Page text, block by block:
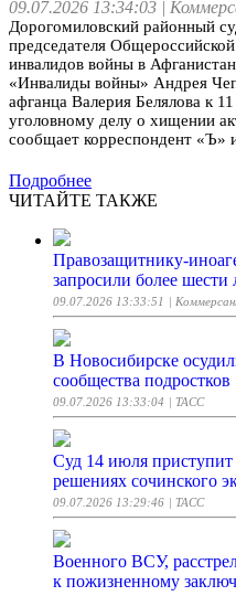
09.07.2026 13:34:03 |
Дорогомиловский районный
председателя
инвалидов войны в
«Инвалиды войны» Андрея
афганца Валерия Белялова к
уголовному делу о хищении
сообщает корреспондент «Ъ»
Подробнее
ЧИТАЙТЕ ТАКЖЕ
Правозащитнику-
запросили более шести
09.07.2026 13:33:51 |
В Новосибирске
сообщества подростков
09.07.2026 13:33:04 | ТАСС
Суд 14 июля
решениях сочинского
09.07.2026 13:29:46 | ТАСС
Военного ВСУ,
к пожизненному